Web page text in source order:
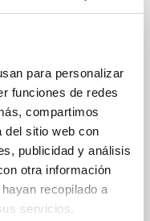
para personalizar
funciones de redes
compartimos
del sitio web con
publicidad y análisis
otra información
recopilado a
servicios.
por terceras partes
de los datos
es decir, no serán
de no mediar
por razones de